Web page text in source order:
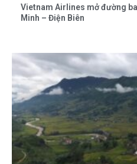
Vietnam Airlines mở đường
Minh – Điện Biên